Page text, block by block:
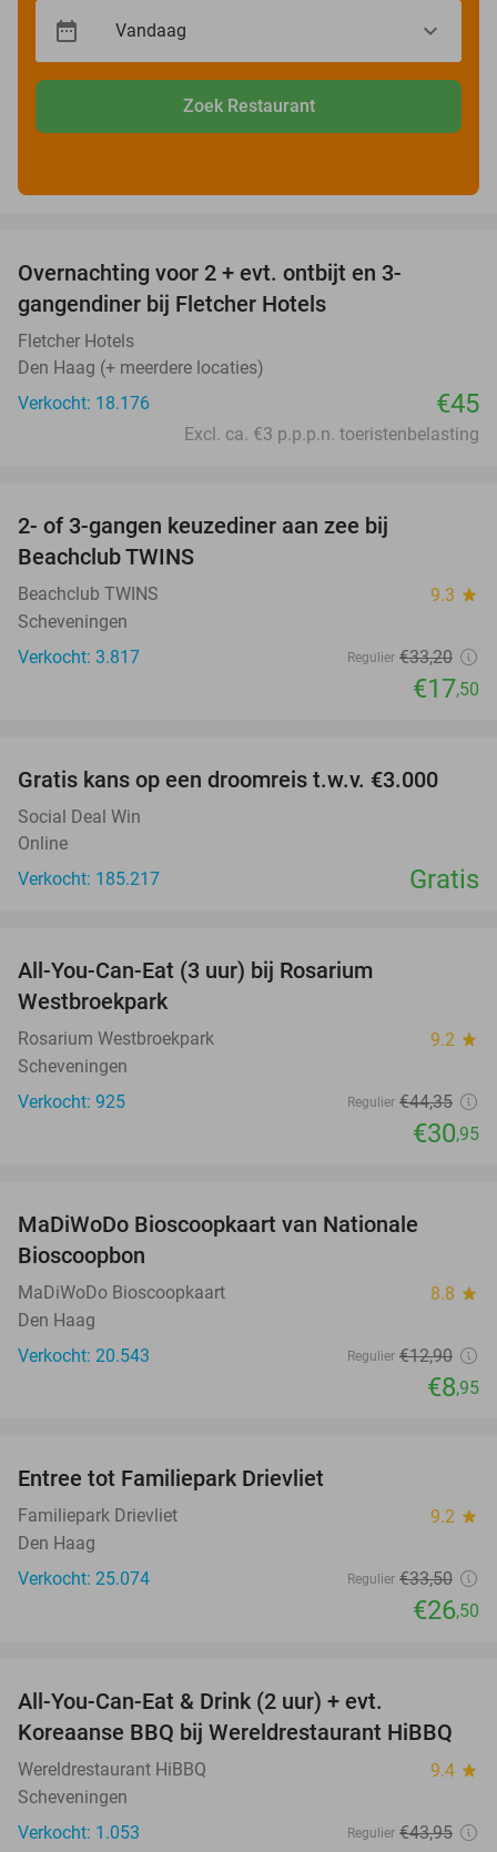
Zoek Restaurant
Overnachting voor 2 + evt. ontbijt en 3-
gangendiner bij Fletcher Hotels
Fletcher Hotels
Den Haag (+ meerdere locaties)
Verkocht: 18.176
€45
Excl. ca. €3 p.p.p.n. toeristenbelasting
2- of 3-gangen keuzediner aan zee bij
Beachclub TWINS
Beachclub TWINS 9.3 star
Scheveningen
Verkocht: 3.817
Regulier €33,20
€17,50
Gratis kans op een droomreis t.w.v. €3.000
Social Deal Win
Online
Verkocht: 185.217
Gratis
All-You-Can-Eat (3 uur) bij Rosarium
Westbroekpark
Rosarium Westbroekpark 9.2 star
Scheveningen
Verkocht: 925
Regulier €44,35
€30,95
MaDiWoDo Bioscoopkaart van Nationale
Bioscoopbon
MaDiWoDo Bioscoopkaart 8.8 star
Den Haag
Verkocht: 20.543
Regulier €12,90
€8,95
Entree tot Familiepark Drievliet
Familiepark Drievliet 9.2 star
Den Haag
Verkocht: 25.074
Regulier €33,50
€26,50
All-You-Can-Eat & Drink (2 uur) + evt.
Koreaanse BBQ bij Wereldrestaurant HiBBQ
Wereldrestaurant HiBBQ 9.4 star
Scheveningen
Verkocht: 1.053
Regulier €43,95